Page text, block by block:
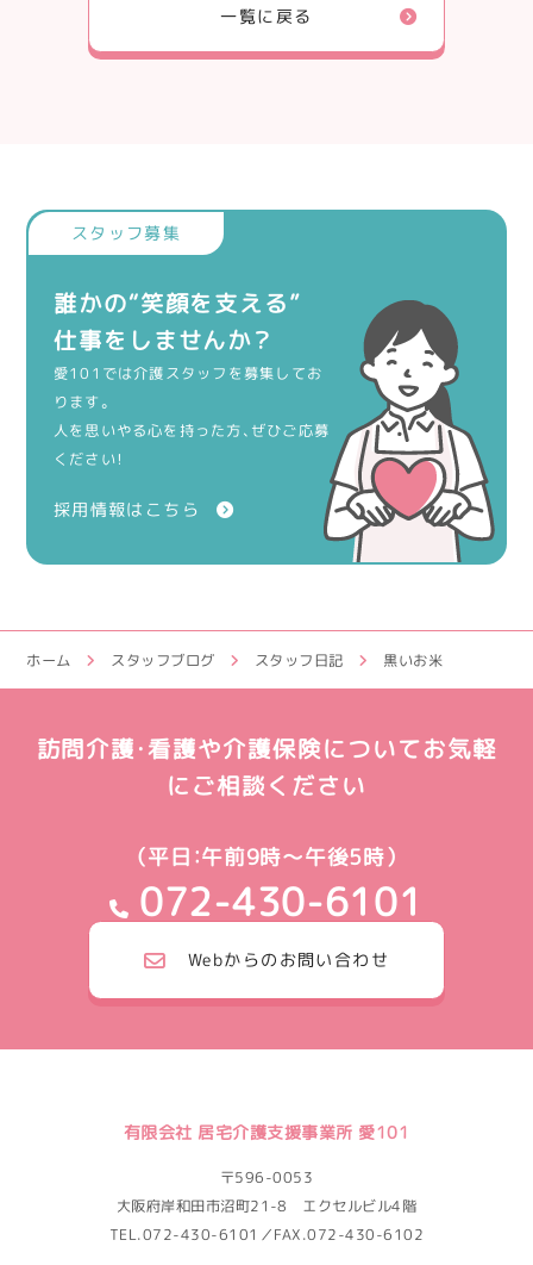
一覧に戻る
誰かの“笑顔を支える”
仕事をしませんか？
愛101では介護スタッフを募集してお
ります。
人を思いやる心を持った方、ぜひご応募
ください！
採用情報はこちら
ホーム スタッフブログ スタッフ日記 黒いお米
訪問介護・看護や介護保険についてお気軽
にご相談ください
（平日：午前9時～午後5時）
072-430-6101
Webからのお問い合わせ
有限会社 居宅介護支援事業所 愛101
〒596-0053
大阪府岸和田市沼町21-8 エクセルビル4階
TEL.072-430-6101／FAX.072-430-6102